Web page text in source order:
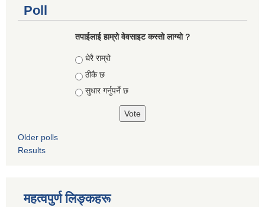
Poll
तपाईलाई हाम्रो वेवसाइट कस्ताे लाग्याे ?
Choices
धेरै राम्रो
ठीकै छ
सुधार गर्नुपर्ने छ
Older polls
Results
महत्वपुर्ण लिङ्कहरू